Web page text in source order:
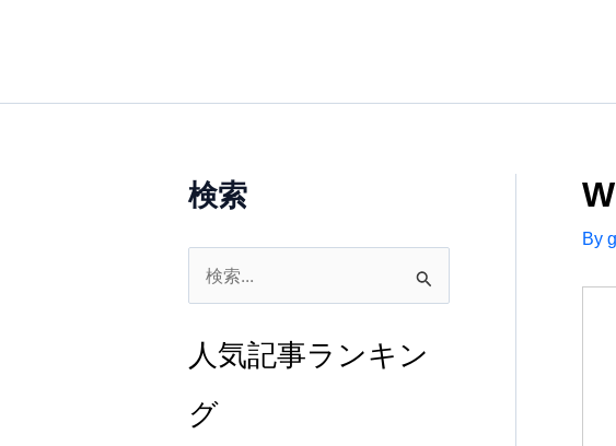
検索
象人気記事ランキン
グ
By